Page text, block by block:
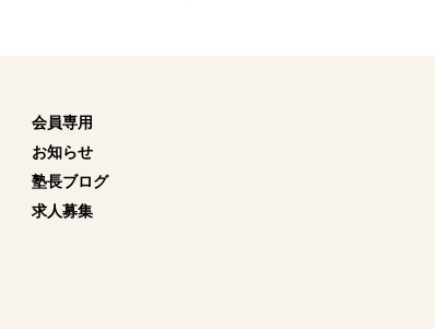
会員専用
お知らせ
塾長ブログ
求人募集